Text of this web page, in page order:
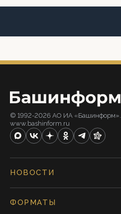
© 1992-2026 АО ИА «Башинформ».
www.bashinform.ru
НОВОСТИ
ФОРМАТЫ